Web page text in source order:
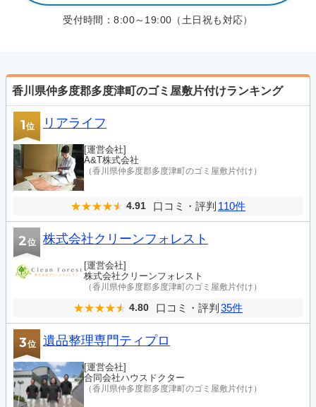
受付時間：8:00～19:00（土日祝も対応）
香川県仲多度郡多度津町のゴミ屋敷片付けランキング
1位 リアライフ
[運営会社]
A&T株式会社
（香川県仲多度郡多度津町のゴミ屋敷片付け）
4.91 口コミ・評判 110件
2位 株式会社クリーンフォレスト
[運営会社]
株式会社クリーンフォレスト
（香川県仲多度郡多度津町のゴミ屋敷片付け）
4.80 口コミ・評判 35件
3位 遺品整理専門ティプロ
[運営会社]
合同会社ハウスドクター
（香川県仲多度郡多度津町のゴミ屋敷片付け）